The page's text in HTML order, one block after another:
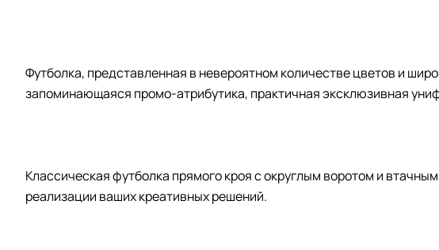
Футболка, представленная в невероятном количестве цветов и
запоминающаяся промо-атрибутика, практичная эксклюзивная
Классическая футболка прямого кроя с округлым воротом и
реализации ваших креативных решений.